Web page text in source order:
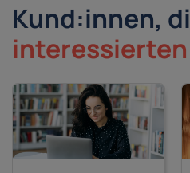
Kund:innen,
interessierten